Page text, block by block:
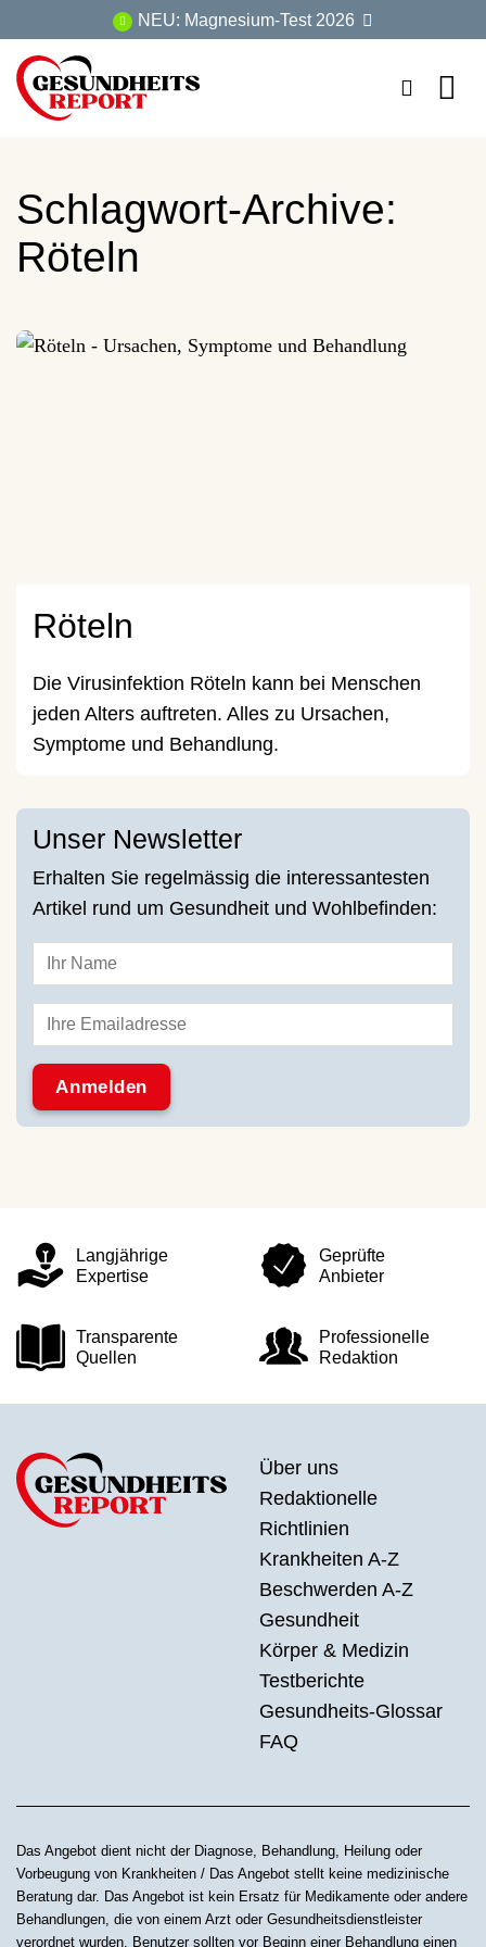
Inhalt
springen
NEU: Magnesium-Test 2026
Schlagwort-Archive:
Röteln
Röteln
Die Virusinfektion Röteln kann bei Menschen
jeden Alters auftreten. Alles zu Ursachen,
Symptome und Behandlung.
Unser Newsletter
Erhalten Sie regelmässig die interessantesten
Artikel rund um Gesundheit und Wohlbefinden:
Langjährige
Expertise
Geprüfte
Anbieter
Transparente
Quellen
Professionelle
Redaktion
Über uns
Redaktionelle
Richtlinien
Krankheiten A-Z
Beschwerden A-Z
Gesundheit
Körper & Medizin
Testberichte
Gesundheits-Glossar
FAQ
Das Angebot dient nicht der Diagnose, Behandlung, Heilung oder
Vorbeugung von Krankheiten / Das Angebot stellt keine medizinische
Beratung dar. Das Angebot ist kein Ersatz für Medikamente oder andere
Behandlungen, die von einem Arzt oder Gesundheitsdienstleister
verordnet wurden. Benutzer sollten vor Beginn einer Behandlung einen